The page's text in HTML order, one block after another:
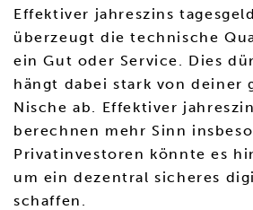
Effektiver jahreszins
überzeugt die technische
ein Gut oder Service. Dies
hängt dabei stark von deiner
Nische ab. Effektiver
berechnen mehr Sinn
Privatinvestoren könnte es
um ein dezentral sicheres
schaffen.